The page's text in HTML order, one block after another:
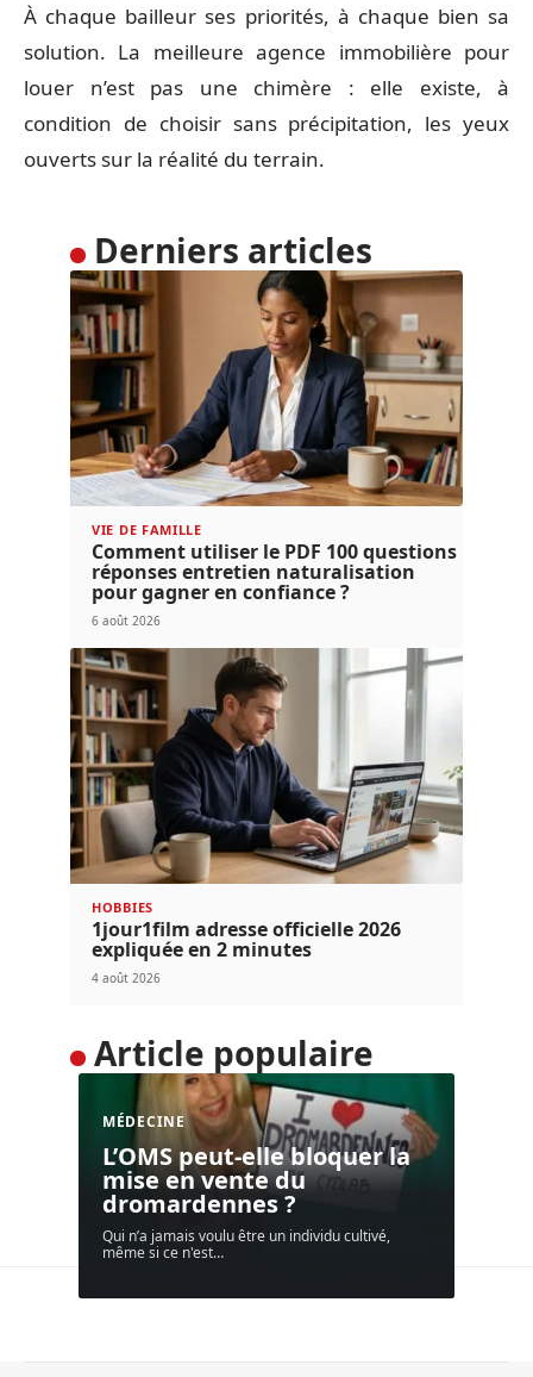
À chaque bailleur ses priorités, à chaque bien sa
solution. La meilleure agence immobilière pour
louer n’est pas une chimère : elle existe, à
condition de choisir sans précipitation, les yeux
ouverts sur la réalité du terrain.
Derniers articles
VIE DE FAMILLE
Comment utiliser le PDF 100 questions
réponses entretien naturalisation
pour gagner en confiance ?
6 août 2026
HOBBIES
1jour1film adresse officielle 2026
expliquée en 2 minutes
4 août 2026
Article populaire
MÉDECINE
L’OMS peut-elle bloquer la
mise en vente du
dromardennes ?
Qui n’a jamais voulu être un individu cultivé,
même si ce n'est…